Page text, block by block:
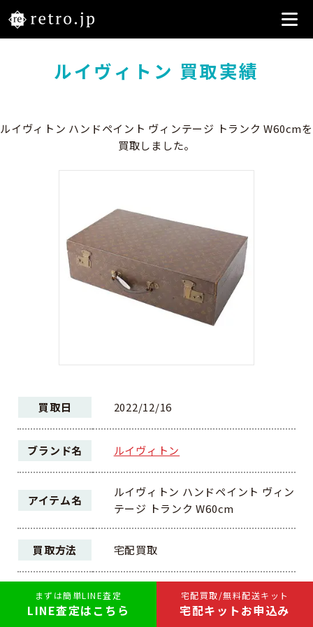
宅配買取/無料配送キット
宅配キットお申込み
まずは簡単LINE査定
LINE査定はこちら
ルイヴィトン 買取実績
ルイヴィトン ハンドペイント ヴィンテージ トランク W60cmを
買取しました。
買取日 2022/12/16
ブランド名 ルイヴィトン
アイテム名
ルイヴィトン ハンドペイント ヴィン
テージ トランク W60cm
買取方法 宅配買取
ランク B